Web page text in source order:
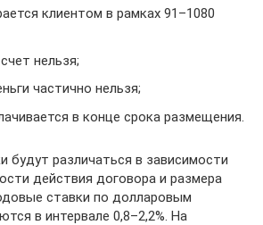
клиентом в рамках 91–1080
нельзя;
частично нельзя;
в конце срока размещения.
будут различаться в зависимости
действия договора и размера
ставки по долларовым
в интервале 0,8–2,2%. На